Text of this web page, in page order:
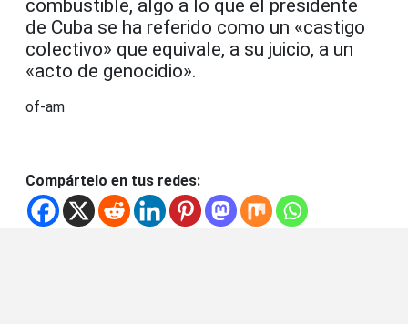
combustible, algo a lo que el presidente
de Cuba se ha referido como un «castigo
colectivo» que equivale, a su juicio, a un
«acto de genocidio».
of-am
Compártelo en tus redes: